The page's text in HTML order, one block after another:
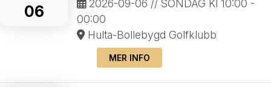
06
2026-09-06 // SÖNDAG Kl 10:00 -
00:00
Hulta-Bollebygd Golfklubb
MER INFO